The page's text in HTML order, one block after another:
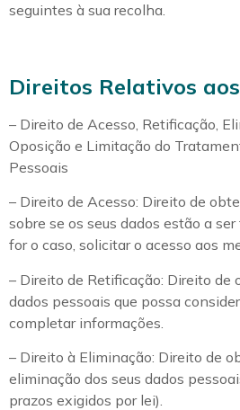
seguintes à sua recolha.
Direitos Relativos
– Direito de Acesso, Retificação,
Oposição e Limitação do
Pessoais
– Direito de Acesso: Direito de
sobre se os seus dados estão a
for o caso, solicitar o acesso aos
– Direito de Retificação: Direito de
dados pessoais que possa
completar informações.
– Direito à Eliminação: Direito de
eliminação dos seus dados
prazos exigidos por lei).